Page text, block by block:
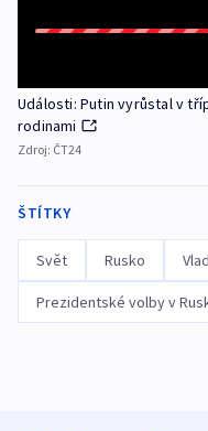
Události: Putin vyrůstal v
rodinami
Zdroj: ČT24
ŠTÍTKY
Svět Rusko
Prezidentské volby v